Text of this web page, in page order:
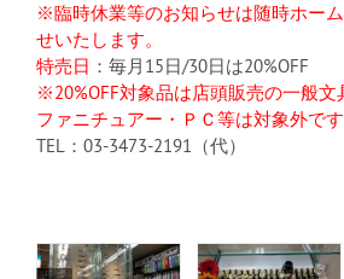
※臨時休業等のお知らせは随時ホー
せいたします。
特売日 ：毎月15日/30日は20%OFF
※20%OFF対象品は店頭販売の一般文
ファニチュアー・ＰＣ等は対象外です
TEL：03-3473-2191（代）